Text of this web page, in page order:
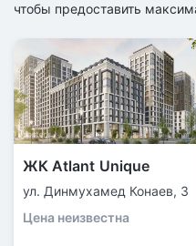
чтобы предоставить
ЖК Atlant Unique
ул. Динмухамед Конаев, 3
Цена неизвестна